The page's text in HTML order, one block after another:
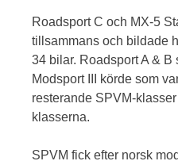
Roadsport C och MX-5
tillsammans och bildade
34 bilar. Roadsport A & B
Modsport III körde som
resterande SPVM-
klasserna.
SPVM fick efter norsk